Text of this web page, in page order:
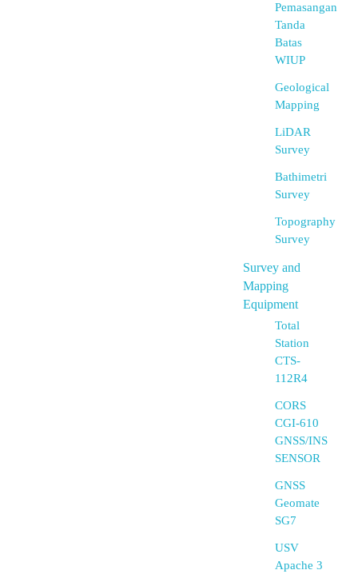
Pemasangan
Tanda
Batas
WIUP
Geological
Mapping
LiDAR
Survey
Bathimetri
Survey
Topography
Survey
Survey and
Mapping
Equipment
Total
Station
CTS-
112R4
CORS
CGI-610
GNSS/INS
SENSOR
GNSS
Geomate
SG7
USV
Apache 3